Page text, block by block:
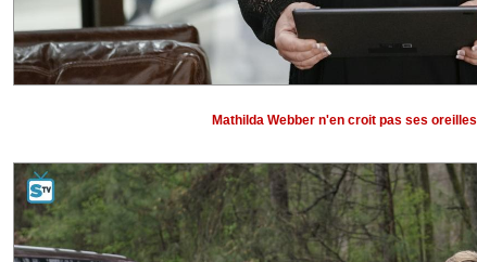
Mathilda Webber n'en croit pas ses oreilles